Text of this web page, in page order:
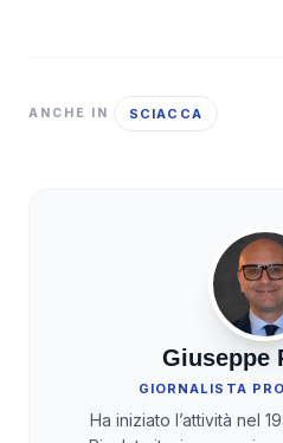
ANCHE IN SCIACCA
Giuseppe
GIORNALISTA
Ha iniziato l’attività nel